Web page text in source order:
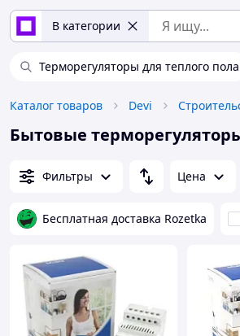
В категории
Терморегуляторы для теплого пола
Каталог товаров Devi
Бытовые
Фильтры Цена
Бесплатная доставка Rozetka